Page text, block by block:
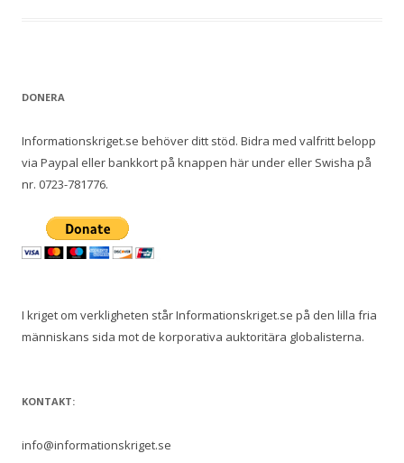
DONERA
Informationskriget.se behöver ditt stöd. Bidra med valfritt belopp
via Paypal eller bankkort på knappen här under eller Swisha på
nr. 0723-781776.
I kriget om verkligheten står Informationskriget.se på den lilla fria
människans sida mot de korporativa auktoritära globalisterna.
KONTAKT:
info@informationskriget.se